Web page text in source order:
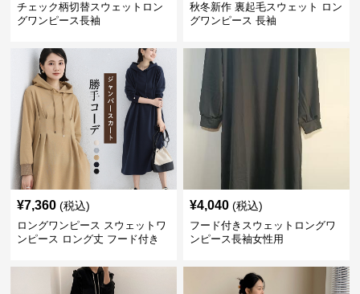
チェック柄切替スウェットロン
グワンピース長袖
秋冬新作 裏起毛スウェット ロン
グワンピース 長袖
¥7,360 (税込)
ロングワンピース スウェットワ
ンピース ロング丈 フード付き
¥4,040 (税込)
フード付きスウェットロングワ
ンピース長袖女性用